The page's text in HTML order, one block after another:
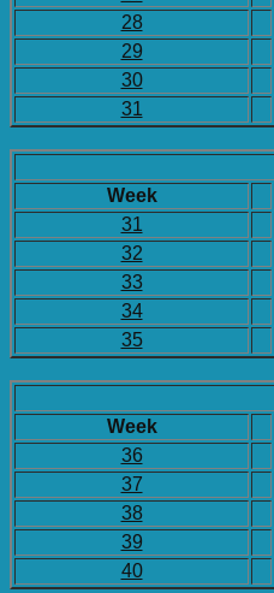
28
29
30
31
Week
31
32
33
34
35
Week
36
37
38
39
40